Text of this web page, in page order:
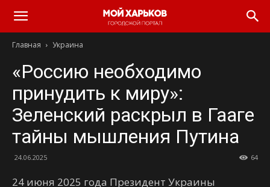
Главная Украина
«Россию необходимо
принудить к миру»:
Зеленский раскрыл в Гааге
тайны мышления Путина
24.06.2025 64
24 июня 2025 года Президент Украины